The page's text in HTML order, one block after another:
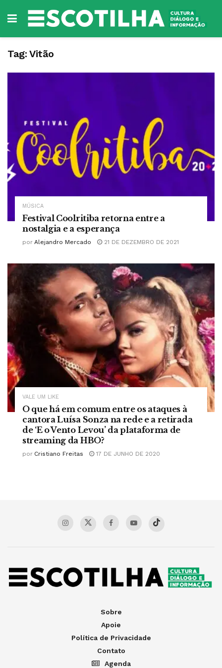
Tag: Vitão
MÚSICA
Festival Coolritiba retorna entre a
nostalgia e a esperança
por Alejandro Mercado 21 DE DEZEMBRO DE 2021
VALE UM LIKE
O que há em comum entre os ataques à
cantora Luísa Sonza na rede e a retirada
de ‘E o Vento Levou’ da plataforma de
streaming da HBO?
por Cristiano Freitas 17 DE JUNHO DE 2020
Sobre
Apoie
Política de Privacidade
Contato
Agenda